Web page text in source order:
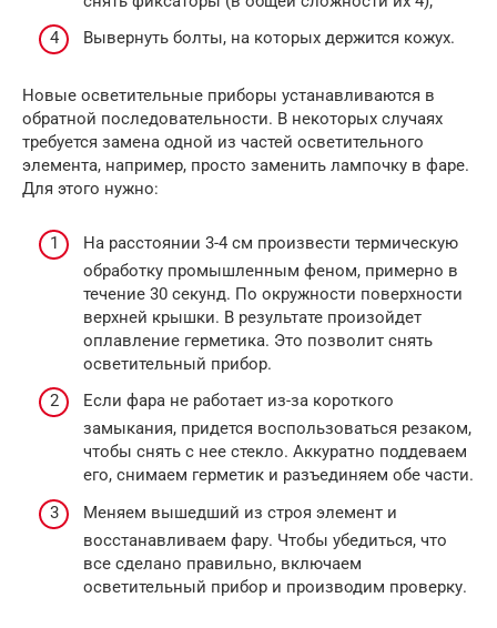
Вывернуть болты, на которых держится кожух.
Новые осветительные приборы устанавливаются в
обратной последовательности. В некоторых случаях
требуется замена одной из частей осветительного
элемента, например, просто заменить лампочку в фаре.
Для этого нужно:
На расстоянии 3-4 см произвести термическую
обработку промышленным феном, примерно в
течение 30 секунд. По окружности поверхности
верхней крышки. В результате произойдет
оплавление герметика. Это позволит снять
осветительный прибор.
Если фара не работает из-за короткого
замыкания, придется воспользоваться резаком,
чтобы снять с нее стекло. Аккуратно поддеваем
его, снимаем герметик и разъединяем обе части.
Меняем вышедший из строя элемент и
восстанавливаем фару. Чтобы убедиться, что
все сделано правильно, включаем
осветительный прибор и производим проверку.